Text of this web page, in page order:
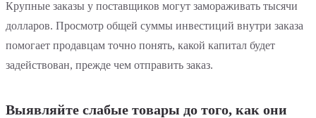
Крупные заказы у поставщиков могут замораживать тысячи
долларов. Просмотр общей суммы инвестиций внутри заказа
помогает продавцам точно понять, какой капитал будет
задействован, прежде чем отправить заказ.
Выявляйте слабые товары до того, как они